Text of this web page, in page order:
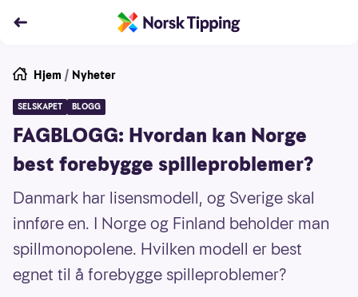
Hjem / Nyheter
SELSKAPET BLOGG
FAGBLOGG: Hvordan kan Norge
best forebygge spilleproblemer?
Danmark har lisensmodell, og Sverige skal
innføre en. I Norge og Finland beholder man
spillmonopolene. Hvilken modell er best
egnet til å forebygge spilleproblemer?